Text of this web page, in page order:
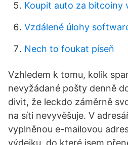
Koupit auto za bitcoiny
Vzdálené úlohy
Nech to foukat píseň
Vzhledem k tomu, kolik
nevyžádané pošty denně
divit, že leckdo záměrně
na síti nevyvěšuje. V
vyplněnou e-mailovou
výdejku, do které jsem